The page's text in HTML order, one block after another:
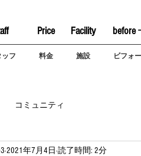
Price Facility before
ッフ 料金 施設 ビフォ
コミュニティ
2021年7月4日 読了時間: 2分